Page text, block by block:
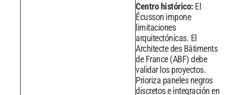
Centro histórico: El
Écusson impone
limitaciones
arquitectónicas. El
Architecte des Bâtiments
de France (ABF) debe
validar los proyectos.
Prioriza paneles negros
discretos e integración en